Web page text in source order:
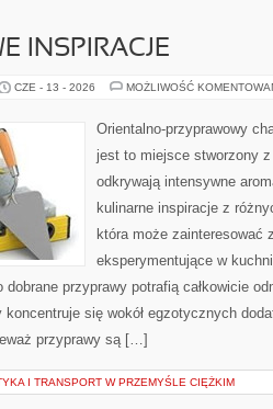
INSPIRACJE
CZE - 13 - 2026 MOŻLIWOŚĆ
Orientalno-przyprawowy
jest to miejsce stworzony
odkrywają intensywne
kulinarne inspiracje z
która może zainteresować
eksperymentujące w
dobrane przyprawy potrafią całkowicie
się wokół egzotycznych
przyprawy są […]
I TRANSPORT W PRZEMYŚLE CIĘŻKIM